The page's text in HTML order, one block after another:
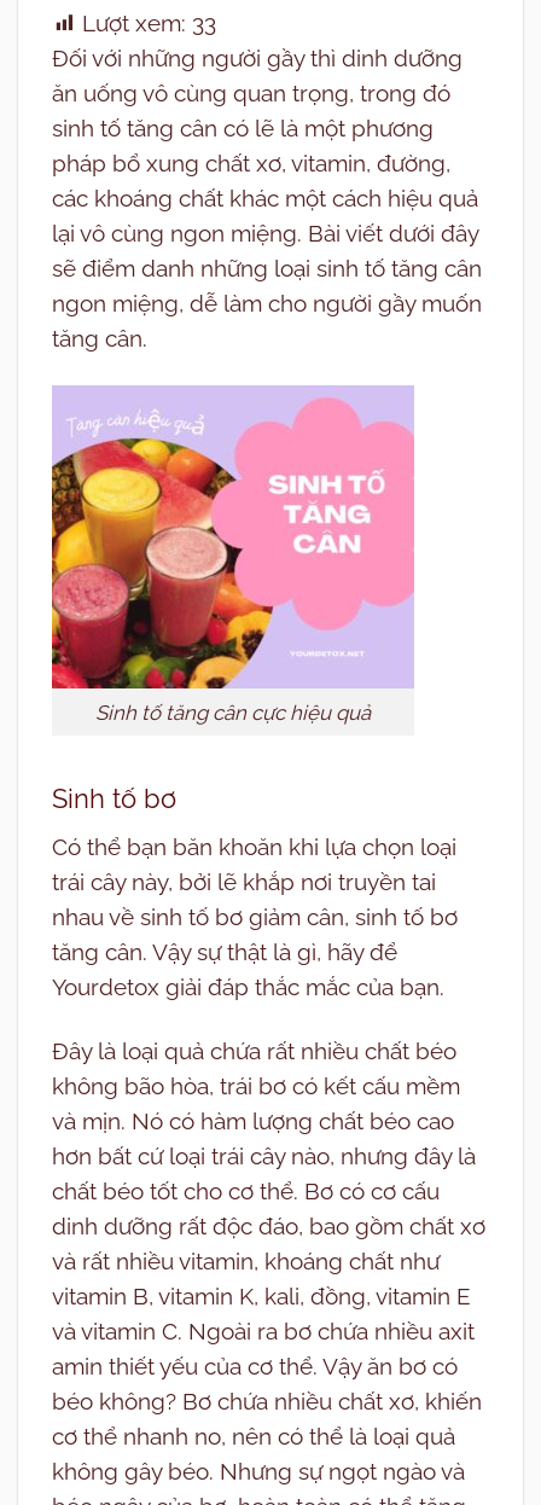
Lượt xem: 33
Đối với những người gầy thì dinh dưỡng
ăn uống vô cùng quan trọng, trong đó
sinh tố tăng cân có lẽ là một phương
pháp bổ xung chất xơ, vitamin, đường,
các khoáng chất khác một cách hiệu quả
lại vô cùng ngon miệng. Bài viết dưới đây
sẽ điểm danh những loại sinh tố tăng cân
ngon miệng, dễ làm cho người gầy muốn
tăng cân.
Sinh tố tăng cân cực hiệu quả
Sinh tố bơ
Có thể bạn băn khoăn khi lựa chọn loại
trái cây này, bởi lẽ khắp nơi truyền tai
nhau về sinh tố bơ giảm cân, sinh tố bơ
tăng cân. Vậy sự thật là gì, hãy để
Yourdetox giải đáp thắc mắc của bạn.
Đây là loại quả chứa rất nhiều chất béo
không bão hòa, trái bơ có kết cấu mềm
và mịn. Nó có hàm lượng chất béo cao
hơn bất cứ loại trái cây nào, nhưng đây là
chất béo tốt cho cơ thể. Bơ có cơ cấu
dinh dưỡng rất độc đáo, bao gồm chất xơ
và rất nhiều vitamin, khoáng chất như
vitamin B, vitamin K, kali, đồng, vitamin E
và vitamin C. Ngoài ra bơ chứa nhiều axit
amin thiết yếu của cơ thể. Vậy ăn bơ có
béo không? Bơ chứa nhiều chất xơ, khiến
cơ thể nhanh no, nên có thể là loại quả
không gây béo. Nhưng sự ngọt ngào và